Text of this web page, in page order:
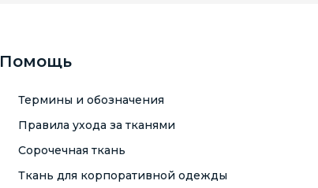
Помощь
Термины и обозначения
Правила ухода за тканями
Сорочечная ткань
Ткань для корпоративной одежды